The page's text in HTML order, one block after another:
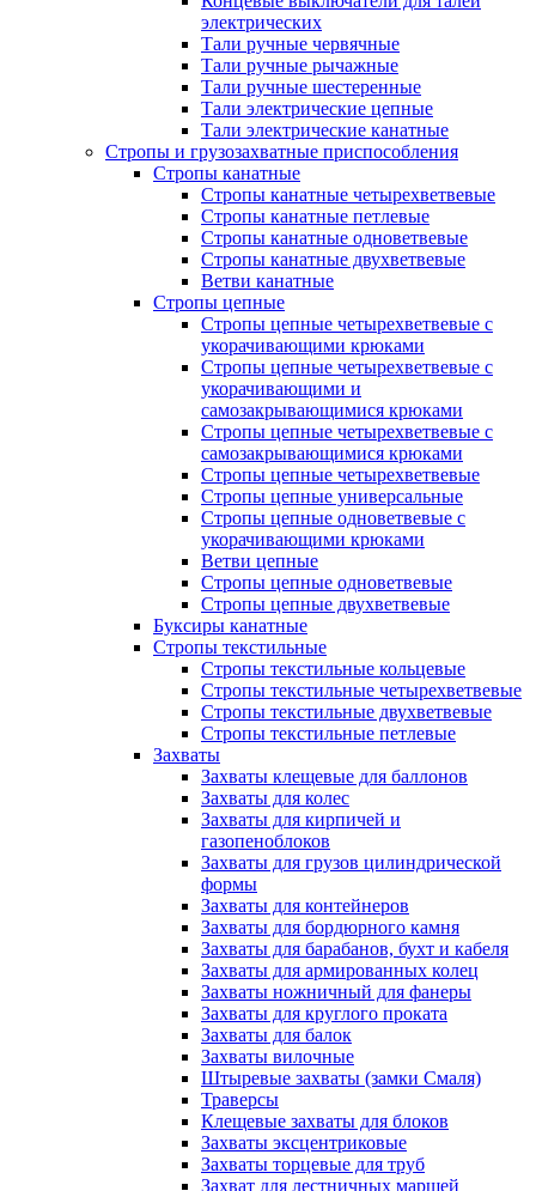
электрических
Тали ручные червячные
Тали ручные рычажные
Тали ручные шестеренные
Тали электрические цепные
Тали электрические канатные
Стропы и грузозахватные приспособления
Стропы канатные
Стропы канатные четырехветвевые
Стропы канатные петлевые
Стропы канатные одноветвевые
Стропы канатные двухветвевые
Ветви канатные
Стропы цепные
Стропы цепные четырехветвевые с
укорачивающими крюками
Стропы цепные четырехветвевые с
укорачивающими и
самозакрывающимися крюками
Стропы цепные четырехветвевые с
самозакрывающимися крюками
Стропы цепные четырехветвевые
Стропы цепные универсальные
Стропы цепные одноветвевые с
укорачивающими крюками
Ветви цепные
Стропы цепные одноветвевые
Стропы цепные двухветвевые
Буксиры канатные
Стропы текстильные
Стропы текстильные кольцевые
Стропы текстильные четырехветвевые
Стропы текстильные двухветвевые
Стропы текстильные петлевые
Захваты
Захваты клещевые для баллонов
Захваты для колес
Захваты для кирпичей и
газопеноблоков
Захваты для грузов цилиндрической
формы
Захваты для контейнеров
Захваты для бордюрного камня
Захваты для барабанов, бухт и кабеля
Захваты для армированных колец
Захваты ножничный для фанеры
Захваты для круглого проката
Захваты для балок
Захваты вилочные
Штыревые захваты (замки Смаля)
Траверсы
Клещевые захваты для блоков
Захваты эксцентриковые
Захваты торцевые для труб
Захват для лестничных маршей